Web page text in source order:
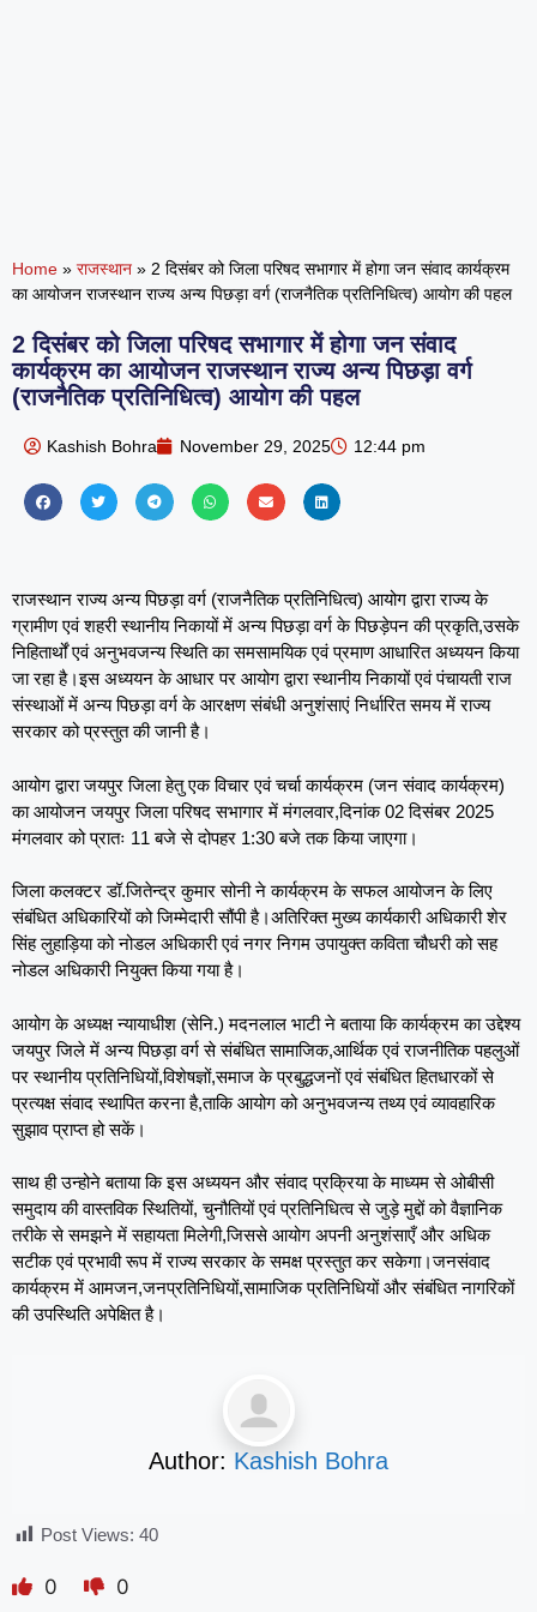
Home » राजस्थान » 2 दिसंबर को जिला परिषद सभागार में होगा जन संवाद कार्यक्रम
का आयोजन राजस्थान राज्य अन्य पिछड़ा वर्ग (राजनैतिक प्रतिनिधित्व) आयोग की पहल
2 दिसंबर को जिला परिषद सभागार में होगा जन संवाद
कार्यक्रम का आयोजन राजस्थान राज्य अन्य पिछड़ा वर्ग
(राजनैतिक प्रतिनिधित्व) आयोग की पहल
Kashish Bohra November 29, 2025 12:44 pm
राजस्थान राज्य अन्य पिछड़ा वर्ग (राजनैतिक प्रतिनिधित्व) आयोग द्वारा राज्य के
ग्रामीण एवं शहरी स्थानीय निकायों में अन्य पिछड़ा वर्ग के पिछड़ेपन की प्रकृति,उसके
निहितार्थों एवं अनुभवजन्य स्थिति का समसामयिक एवं प्रमाण आधारित अध्ययन किया
जा रहा है।इस अध्ययन के आधार पर आयोग द्वारा स्थानीय निकायों एवं पंचायती राज
संस्थाओं में अन्य पिछड़ा वर्ग के आरक्षण संबंधी अनुशंसाएं निर्धारित समय में राज्य
सरकार को प्रस्तुत की जानी है।
आयोग द्वारा जयपुर जिला हेतु एक विचार एवं चर्चा कार्यक्रम (जन संवाद कार्यक्रम)
का आयोजन जयपुर जिला परिषद सभागार में मंगलवार,दिनांक 02 दिसंबर 2025
मंगलवार को प्रातः 11 बजे से दोपहर 1:30 बजे तक किया जाएगा।
जिला कलक्टर डॉ.जितेन्द्र कुमार सोनी ने कार्यक्रम के सफल आयोजन के लिए
संबंधित अधिकारियों को जिम्मेदारी सौंपी है।अतिरिक्त मुख्य कार्यकारी अधिकारी शेर
सिंह लुहाड़िया को नोडल अधिकारी एवं नगर निगम उपायुक्त कविता चौधरी को सह
नोडल अधिकारी नियुक्त किया गया है।
आयोग के अध्यक्ष न्यायाधीश (सेनि.) मदनलाल भाटी ने बताया कि कार्यक्रम का उद्देश्य
जयपुर जिले में अन्य पिछड़ा वर्ग से संबंधित सामाजिक,आर्थिक एवं राजनीतिक पहलुओं
पर स्थानीय प्रतिनिधियों,विशेषज्ञों,समाज के प्रबुद्धजनों एवं संबंधित हितधारकों से
प्रत्यक्ष संवाद स्थापित करना है,ताकि आयोग को अनुभवजन्य तथ्य एवं व्यावहारिक
सुझाव प्राप्त हो सकें।
साथ ही उन्होने बताया कि इस अध्ययन और संवाद प्रक्रिया के माध्यम से ओबीसी
समुदाय की वास्तविक स्थितियों, चुनौतियों एवं प्रतिनिधित्व से जुड़े मुद्दों को वैज्ञानिक
तरीके से समझने में सहायता मिलेगी,जिससे आयोग अपनी अनुशंसाएँ और अधिक
सटीक एवं प्रभावी रूप में राज्य सरकार के समक्ष प्रस्तुत कर सकेगा।जनसंवाद
कार्यक्रम में आमजन,जनप्रतिनिधियों,सामाजिक प्रतिनिधियों और संबंधित नागरिकों
की उपस्थिति अपेक्षित है।
Author: Kashish Bohra
Post Views: 40
0 0